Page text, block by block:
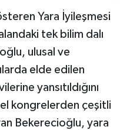
Yara İyileşmesi
tek bilim dalı
ulusal ve
elde edilen
yansıtıldığını
kongrelerden çeşitli
Bekerecioğlu, yara